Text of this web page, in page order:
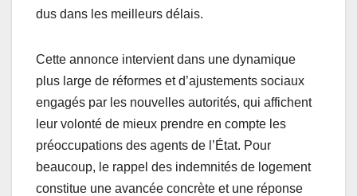
dus dans les meilleurs délais.
Cette annonce intervient dans une dynamique
plus large de réformes et d’ajustements sociaux
engagés par les nouvelles autorités, qui affichent
leur volonté de mieux prendre en compte les
préoccupations des agents de l’État. Pour
beaucoup, le rappel des indemnités de logement
constitue une avancée concrète et une réponse